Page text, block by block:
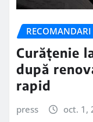
RECOMANDARI
Curățenie
după
rapid
press oct. 1,